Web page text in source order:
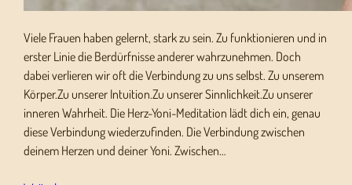
Viele Frauen haben gelernt, stark zu sein. Zu funktionieren und in
erster Linie die Berdürfnisse anderer wahrzunehmen. Doch
dabei verlieren wir oft die Verbindung zu uns selbst. Zu unserem
Körper.Zu unserer Intuition.Zu unserer Sinnlichkeit.Zu unserer
inneren Wahrheit. Die Herz-Yoni-Meditation lädt dich ein, genau
diese Verbindung wiederzufinden. Die Verbindung zwischen
deinem Herzen und deiner Yoni. Zwischen…